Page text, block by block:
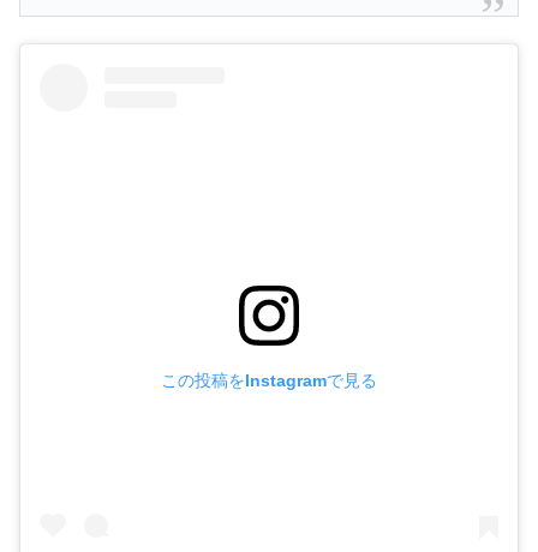
この投稿をInstagramで見る